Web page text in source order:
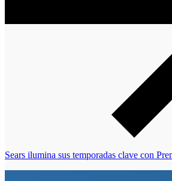
Sears ilumina sus temporadas clave con